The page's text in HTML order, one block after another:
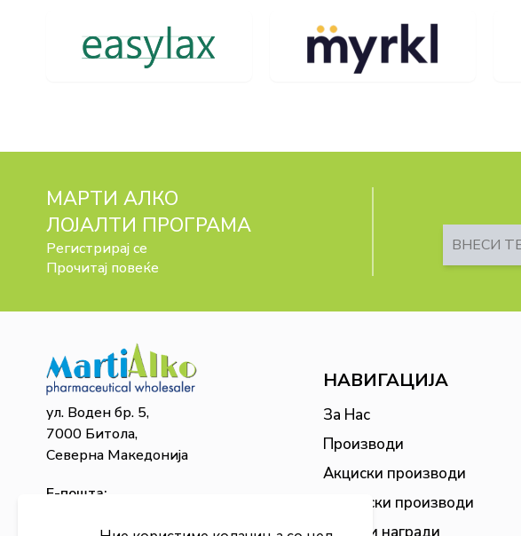
МАРТИ АЛКО
ЛОЈАЛТИ ПРОГРАМА
Регистрирај се
Прочитај повеќе
ул. Воден бр. 5,
7000 Битола,
Северна Македонија
Е-пошта:
НАВИГАЦИЈА
За Нас
Производи
Акциски производи
Сезонски производи